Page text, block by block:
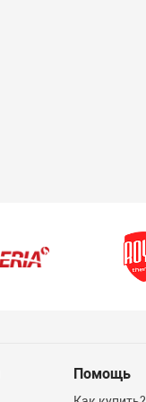
Помощь